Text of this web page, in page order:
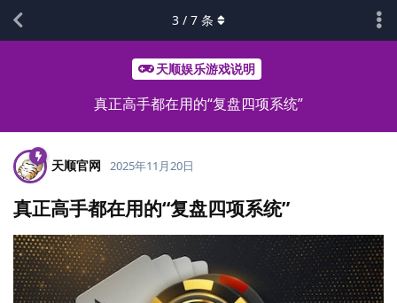
天顺娱乐游戏说明
真正高手都在用的“复盘四项系统”
3 / 7 条
天顺官网 2025年11月20日
真正高手都在用的“复盘四项系统”